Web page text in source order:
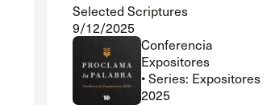
Selected Scriptures
9/12/2025
Conferencia
Expositores
• Series: Expositores
2025